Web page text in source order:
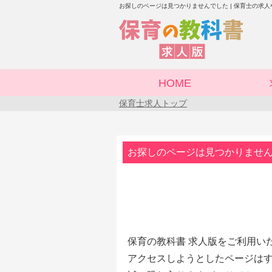
お探しのページは見つかりませんでした | 保育士の求
HOME
保育士求人トップ
お探しのページは見つかりませ
保育の教科書 求人版をご利用い
アクセスしようとしたページは